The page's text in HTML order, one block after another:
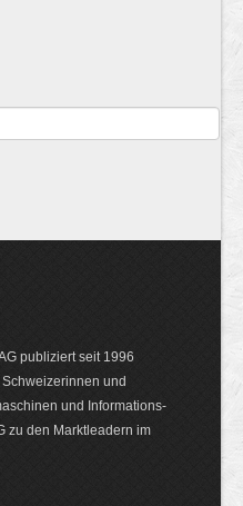
publiziert seit 1996
und
und Infor­mations­
zu den Markt­leadern im